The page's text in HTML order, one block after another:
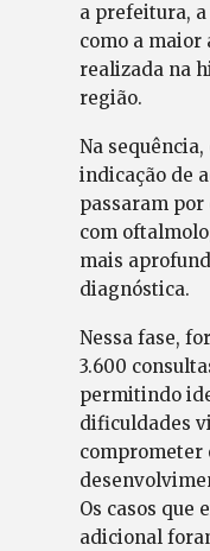
a prefeitura,
como a maior
realizada na
região.
Na
indicação de
passaram por
com
mais
diagnóstica.
Nessa fase,
3.600
permitindo
dificuldades
comprometer
Os casos que
adicional